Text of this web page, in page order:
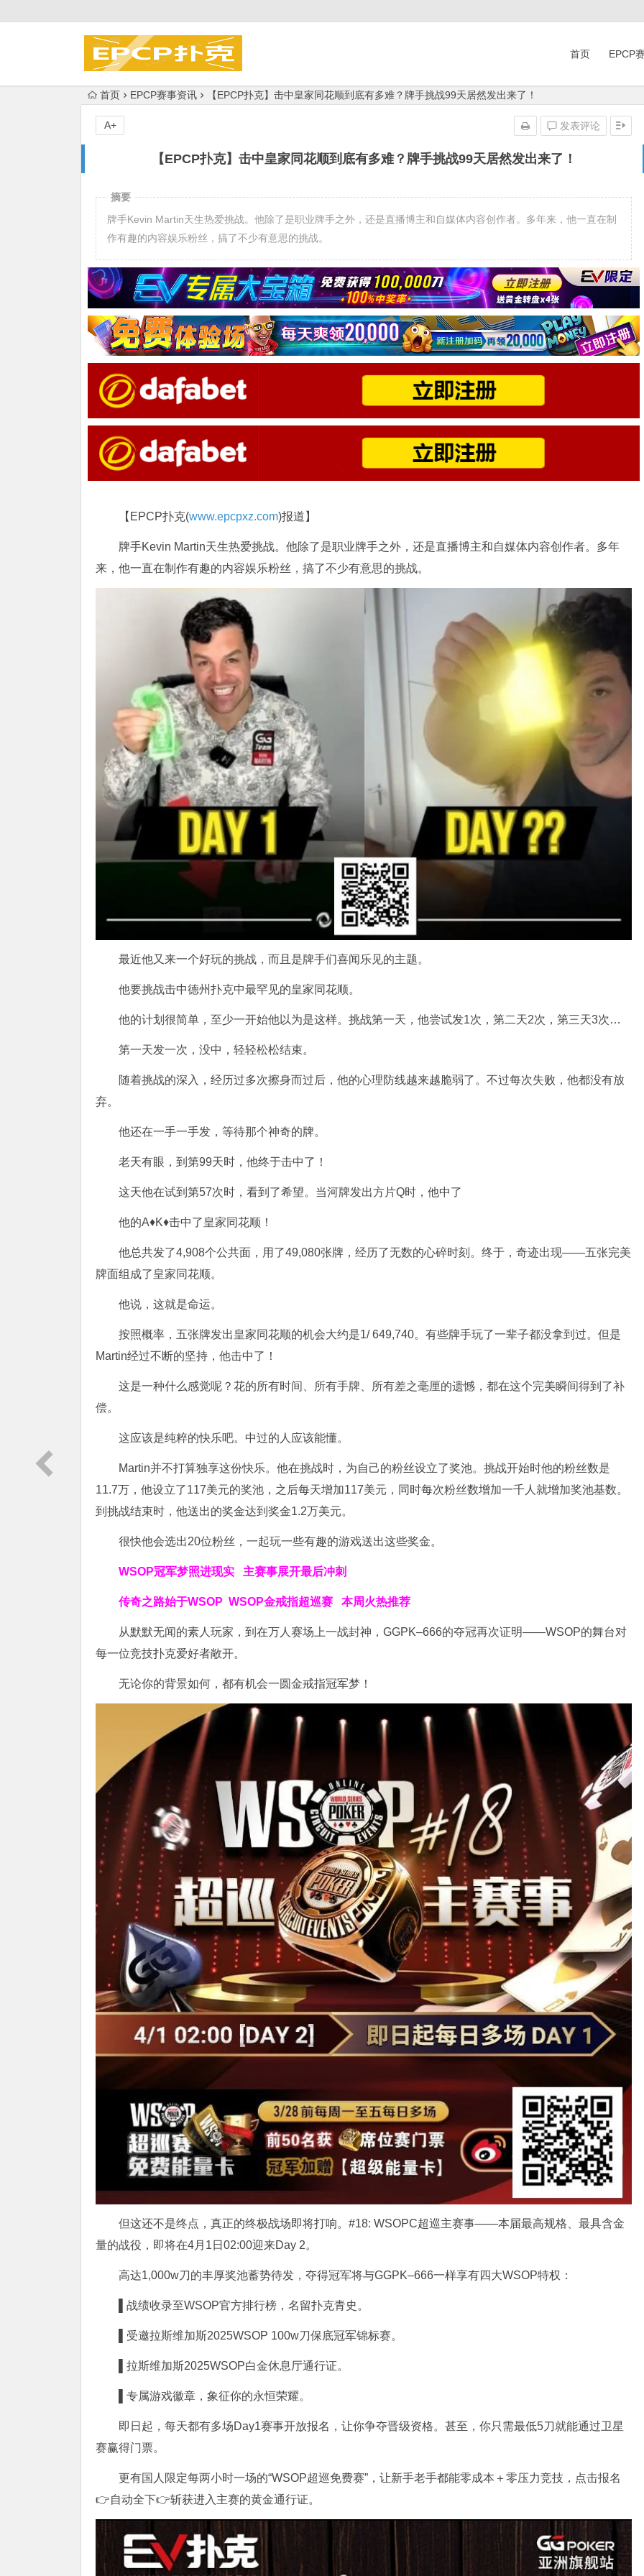
首页 EPCP
首页 EPCP赛事资讯 【EPCP扑克】击中皇家同花顺到底有多难？牌手挑战99天居然发出来了！
【EPCP扑克】击中皇家同花顺到底有多难？牌手挑战99天居然发出来了！
发表评论
A+
摘要
牌手Kevin Martin天生热爱挑战。他除了是职业牌手之外，还是直播博主和自媒体内容创作者。多年来，他一直在制
作有趣的内容娱乐粉丝，搞了不少有意思的挑战。
【EPCP扑克(www.epcpxz.com)报道】
牌手Kevin Martin天生热爱挑战。他除了是职业牌手之外，还是直播博主和自媒体内容创作者。多年
来，他一直在制作有趣的内容娱乐粉丝，搞了不少有意思的挑战。
最近他又来一个好玩的挑战，而且是牌手们喜闻乐见的主题。
他要挑战击中德州扑克中最罕见的皇家同花顺。
他的计划很简单，至少一开始他以为是这样。挑战第一天，他尝试发1次，第二天2次，第三天3次…
第一天发一次，没中，轻轻松松结束。
随着挑战的深入，经历过多次擦身而过后，他的心理防线越来越脆弱了。不过每次失败，他都没有放
弃。
他还在一手一手发，等待那个神奇的牌。
老天有眼，到第99天时，他终于击中了！
这天他在试到第57次时，看到了希望。当河牌发出方片Q时，他中了
他的A♦K♦击中了皇家同花顺！
他总共发了4,908个公共面，用了49,080张牌，经历了无数的心碎时刻。终于，奇迹出现——五张完美
牌面组成了皇家同花顺。
他说，这就是命运。
按照概率，五张牌发出皇家同花顺的机会大约是1/ 649,740。有些牌手玩了一辈子都没拿到过。但是
Martin经过不断的坚持，他击中了！
这是一种什么感觉呢？花的所有时间、所有手牌、所有差之毫厘的遗憾，都在这个完美瞬间得到了补
偿。
这应该是纯粹的快乐吧。中过的人应该能懂。
Martin并不打算独享这份快乐。他在挑战时，为自己的粉丝设立了奖池。挑战开始时他的粉丝数是
11.7万，他设立了117美元的奖池，之后每天增加117美元，同时每次粉丝数增加一千人就增加奖池基数。
到挑战结束时，他送出的奖金达到奖金1.2万美元。
很快他会选出20位粉丝，一起玩一些有趣的游戏送出这些奖金。
WSOP冠军梦照进现实 主赛事展开最后冲刺
传奇之路始于WSOP WSOP金戒指超巡赛 本周火热推荐
从默默无闻的素人玩家，到在万人赛场上一战封神，GGPK–666的夺冠再次证明——WSOP的舞台对
每一位竞技扑克爱好者敞开。
无论你的背景如何，都有机会一圆金戒指冠军梦！
但这还不是终点，真正的终极战场即将打响。#18: WSOPC超巡主赛事——本届最高规格、最具含金
量的战役，即将在4月1日02:00迎来Day 2。
高达1,000w刀的丰厚奖池蓄势待发，夺得冠军将与GGPK–666一样享有四大WSOP特权：
▌战绩收录至WSOP官方排行榜，名留扑克青史。
▌受邀拉斯维加斯2025WSOP 100w刀保底冠军锦标赛。
▌拉斯维加斯2025WSOP白金休息厅通行证。
▌专属游戏徽章，象征你的永恒荣耀。
即日起，每天都有多场Day1赛事开放报名，让你争夺晋级资格。甚至，你只需最低5刀就能通过卫星
赛赢得门票。
更有国人限定每两小时一场的“WSOP超巡免费赛”，让新手老手都能零成本＋零压力竞技，点击报名
👉自动全下👉斩获进入主赛的黄金通行证。